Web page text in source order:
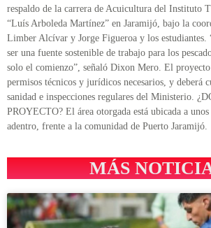
respaldo de la carrera de Acuicultura del Instituto
“Luís Arboleda Martínez” en Jaramijó, bajo la
Limber Alcívar y Jorge Figueroa y los estudiantes.
ser una fuente sostenible de trabajo para los
solo el comienzo”, señaló Dixon Mero. El
permisos técnicos y jurídicos necesarios, y deberá
sanidad e inspecciones regulares del Ministerio.
PROYECTO? El área otorgada está ubicada a
adentro, frente a la comunidad de Puerto Jaramijó.
MÁS